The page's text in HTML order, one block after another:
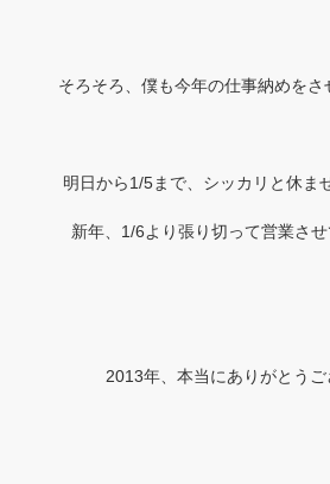
そろそろ、僕も今年の仕事納めをさ
明日から1/5まで、シッカリと休ま
新年、1/6より張り切って営業させ
2013年、本当にありがとうご